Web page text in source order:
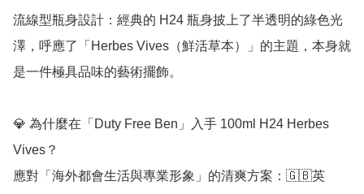
流線型瓶身設計：經典的 H24 瓶身披上了半透明的綠色光
澤，呼應了「Herbes Vives（鮮活草本）」的主題，本身就
是一件極具品味的藝術擺飾。
💎 為什麼在「Duty Free Ben」入手 100ml H24 Herbes
Vives？
應對「海外都會生活與專業形象」的清爽方案：🇬🇧英